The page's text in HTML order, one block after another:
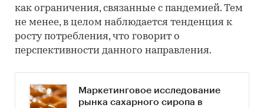
как ограничения, связанные с пандемией. Тем
не менее, в целом наблюдается тенденция к
росту потребления, что говорит о
перспективности данного направления.
Маркетинговое исследование
рынка сахарного сиропа в